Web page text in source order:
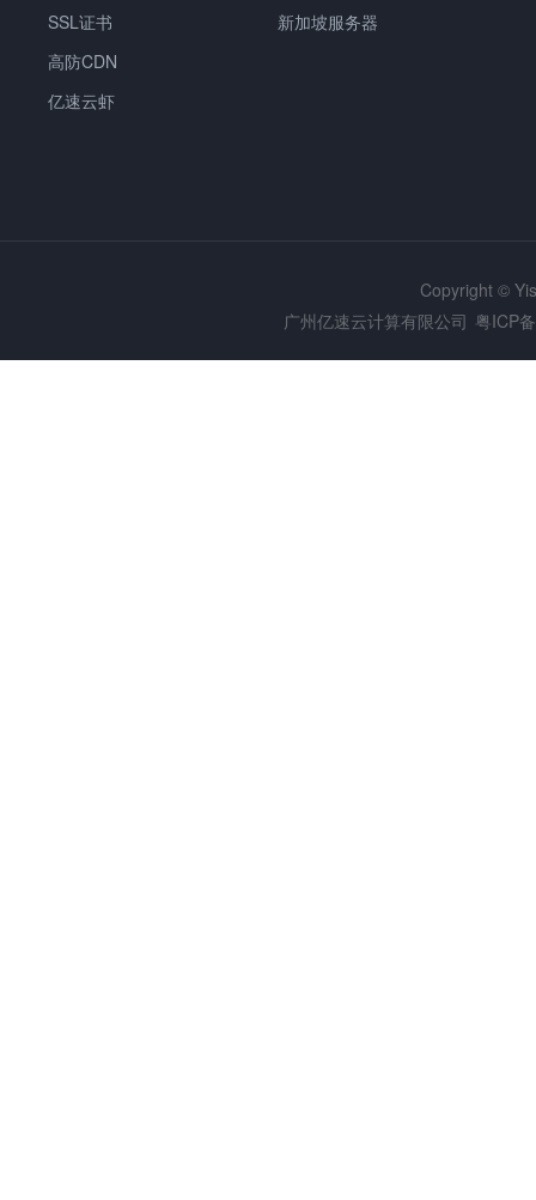
SSL证书
高防CDN
亿速云虾
新加坡服务器
Copyright ©
广州亿速云计算有限公司 粤ICP